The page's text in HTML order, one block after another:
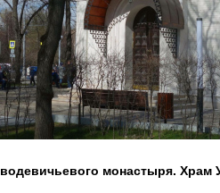
монастыря. Храм